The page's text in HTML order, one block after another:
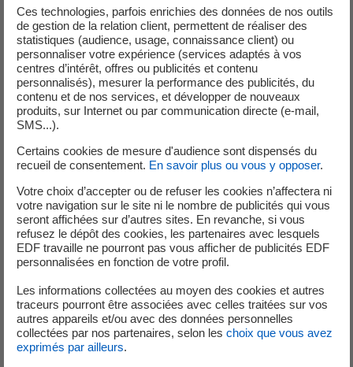
1 événement significatif en lien avec le domaine de la
radioprotection a été déclaré à l’Autorité de sûreté nucléaire (ASN)
en septembre 2024 par la direction de la centrale de Saint-Laurent.
Déclaration du 10 septembre 2024 (niveau 1)
Un intervenant réalise le démontage d'une tuyauterie en zone nucléaire,
dans le cadre de la visite partielle de l’unité de production n°2. Il est
surtenue, surgants et surbottes. En sortie de chantier, lors de son
est détectée sur la main du salarié. Il est immédiatement pris en charge
par le service prévention des risques pour retirer complètement la
particule à l’origine de la contamination. La particule est analysée par le
service de santé au travail du site. L’exposition d’un intervenant est
calculée à partir du niveau de radioactivité de la particule présente sur
la peau (activité) et du temps durant lequel le salarié a été exposé à
cette particule. Les analyses ont permis de déterminer que l’exposition
à laquelle le salarié a été soumis est inférieure à la dose peau annuelle
réglementaire de 500 mSv, mais elle dépasse le quart de cette
Ces technologies, parfois enrichies des données de nos outils
de gestion de la relation client, permettent de réaliser des
statistiques (audience, usage, connaissance client) ou
personnaliser votre expérience (services adaptés à vos
centres d’intérêt, offres ou publicités et contenu
personnalisés), mesurer la performance des publicités, du
contenu et de nos services, et développer de nouveaux
produits, sur Internet ou par communication directe (e-mail,
SMS...).
Certains cookies de mesure d'audience sont dispensés du
recueil de consentement. En savoir plus ou vous y opposer.
Votre choix d’accepter ou de refuser les cookies n’affectera ni
votre navigation sur le site ni le nombre de publicités qui vous
seront affichées sur d’autres sites. En revanche, si vous
refusez le dépôt des cookies, les partenaires avec lesquels
EDF travaille ne pourront pas vous afficher de publicités EDF
personnalisées en fonction de votre profil.
Les informations collectées au moyen des cookies et autres
traceurs pourront être associées avec celles traitées sur vos
autres appareils et/ou avec des données personnelles
collectées par nos partenaires, selon les choix que vous avez
exprimés par ailleurs.